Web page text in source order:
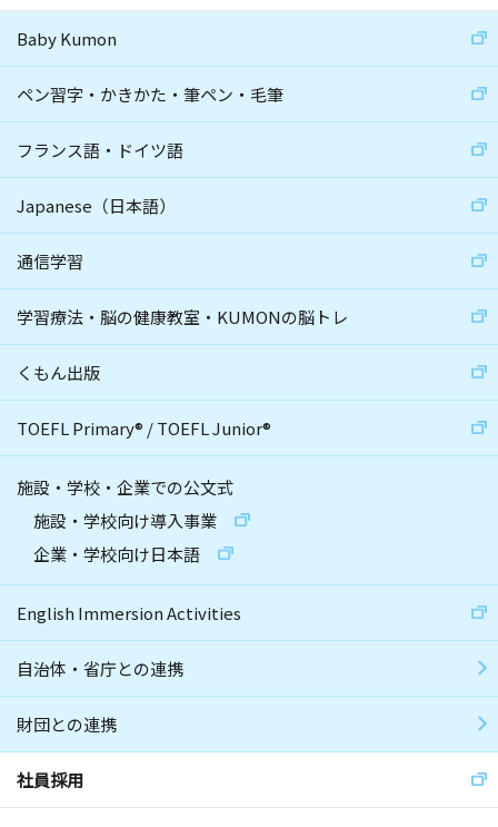
Baby Kumon
ペン習字・かきかた・筆ペン・毛筆
フランス語・ドイツ語
Japanese（日本語）
通信学習
学習療法・脳の健康教室・KUMONの脳トレ
くもん出版
TOEFL Primary® /TOEFL Junior®
施設・学校・企業での公文式
施設・学校向け導入事業
企業・学校向け日本語
English Immersion Activities
自治体・省庁との連携
財団との連携
社員採用